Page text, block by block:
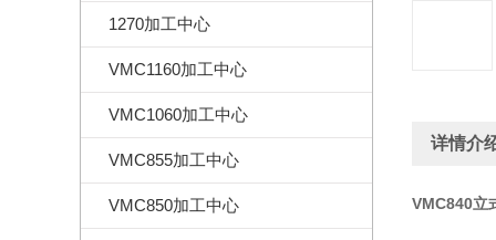
1270加工中心
VMC1160加工中心
VMC1060加工中心
VMC855加工中心
VMC850加工中心
详情介
VMC840立